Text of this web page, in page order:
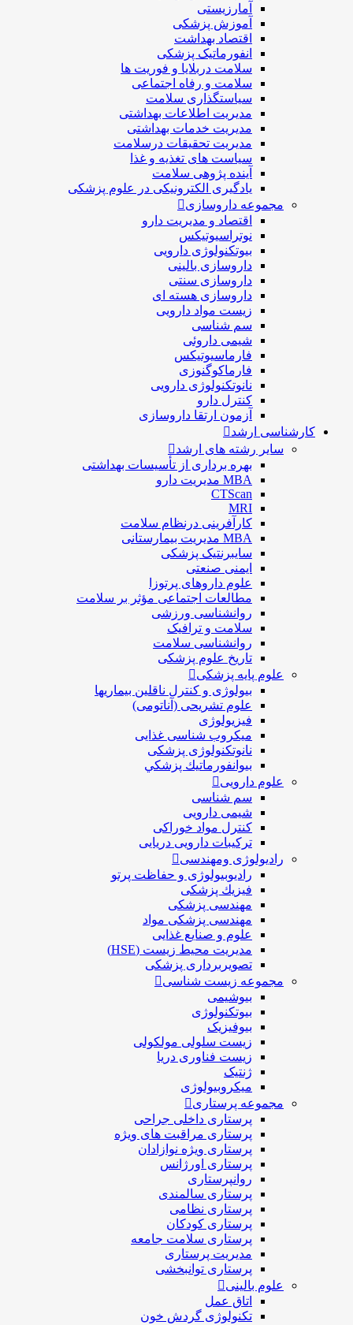
آمارزیستی
آموزش پزشکی
اقتصاد بهداشت
انفورماتیک پزشکی
سلامت دربلايا و فوريت ها
سلامت و رفاه اجتماعی
سیاستگذاری سلامت
مدیریت اطلاعات بهداشتی
مدیریت خدمات بهداشتی
مدیریت تحقیقات درسلامت
سیاست های تغذیه و غذا
آینده پژوهی سلامت
یادگیری الکترونیکی در علوم پزشکی
مجموعه داروسازی
اقتصاد و مديريت دارو
نوتراسیوتیکس
بيوتكنولوژی دارویی
داروسازی بالينی
داروسازی سنتی
داروسازی هسته ای
زیست مواد دارویی
سم شناسی
شيمی داروئی
فارماسيوتيكس
فارماكوگنوزی
نانوتکنولوژی دارویی
كنترل دارو
آزمون ارتقا داروسازی
کارشناسی ارشد
سایر رشته های ارشد
بهره برداری از تأسیسات بهداشتی
MBA مدیریت دارو
CTScan
MRI
کارآفرینی درنظام سلامت
MBA مدیریت بیمارستانی
سایبرنتیک پزشکی
ایمنی صنعتی
علوم داروهای پرتوزا
مطالعات اجتماعی مؤثر بر سلامت
روانشناسی ورزشی
سلامت و ترافیک
روانشناسی سلامت
تاریخ علوم پزشکی
علوم پایه پزشکی
بیولوژی و کنترل ناقلین بیماریها
علوم تشریحی (آناتومی)
فیزیولوژی
ميكروب شناسی غذایی
نانوتکنولوژی پزشکی
بيوانفورماتيك پزشكي
علوم دارویی
سم شناسی
شیمی دارویی
کنترل مواد خوراکی
ترکیبات دارویی دریایی
رادیولوژی ومهندسی
رادیوبیولوژی و حفاظت پرتو
فيزيك پزشکی
مهندسی پزشکی
مهندسی پزشکی مواد
علوم و صنايع غذایی
مدیریت محیط زیست (HSE)
تصویربرداری پزشکی
مجموعه زیست شناسی
بیوشیمی
بیوتکنولوژی
بیوفیزیک
زیست سلولی مولکولی
زیست فناوری دریا
ژنتیک
میکروبیولوژی
مجموعه پرستاری
پرستاری داخلی جراحی
پرستاری مراقبت های ويژه
پرستاری ويژه نوازادان
پرستاری اورژانس
روانپرستاری
پرستاری سالمندی
پرستاری نظامی
پرستاری کودکان
پرستاری سلامت جامعه
مدیریت پرستاری
پرستاری توانبخشی
علوم بالینی
اتاق عمل
تکنولوژی گردش خون